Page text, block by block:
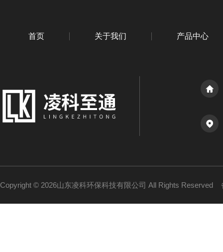
首页 关于我们 产品中心
Copyright © 2026山东凌科环保科技有限公司 All Rights Reserved